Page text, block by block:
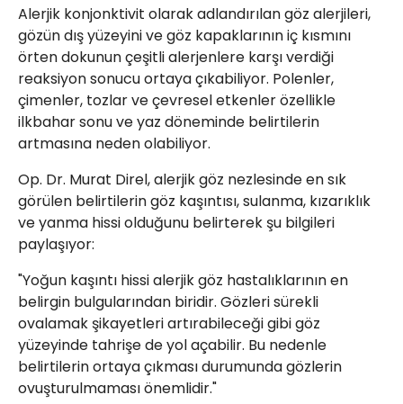
Alerjik konjonktivit olarak adlandırılan göz alerjileri,
gözün dış yüzeyini ve göz kapaklarının iç kısmını
örten dokunun çeşitli alerjenlere karşı verdiği
reaksiyon sonucu ortaya çıkabiliyor. Polenler,
çimenler, tozlar ve çevresel etkenler özellikle
ilkbahar sonu ve yaz döneminde belirtilerin
artmasına neden olabiliyor.
Op. Dr. Murat Direl, alerjik göz nezlesinde en sık
görülen belirtilerin göz kaşıntısı, sulanma, kızarıklık
ve yanma hissi olduğunu belirterek şu bilgileri
paylaşıyor:
"Yoğun kaşıntı hissi alerjik göz hastalıklarının en
belirgin bulgularından biridir. Gözleri sürekli
ovalamak şikayetleri artırabileceği gibi göz
yüzeyinde tahrişe de yol açabilir. Bu nedenle
belirtilerin ortaya çıkması durumunda gözlerin
ovuşturulmaması önemlidir."